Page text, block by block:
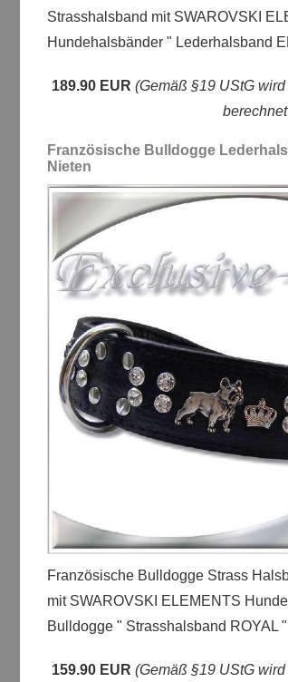
Strasshalsband mit SWAROVSKI
Hundehalsbänder " Lederhalsband
189.90 EUR (Gemäß §19 UStG
Französische Bulldogge
Nieten
Französische Bulldogge Strass
mit SWAROVSKI ELEMENTS
Bulldogge " Strasshalsband ROYAL "
159.90 EUR (Gemäß §19 UStG